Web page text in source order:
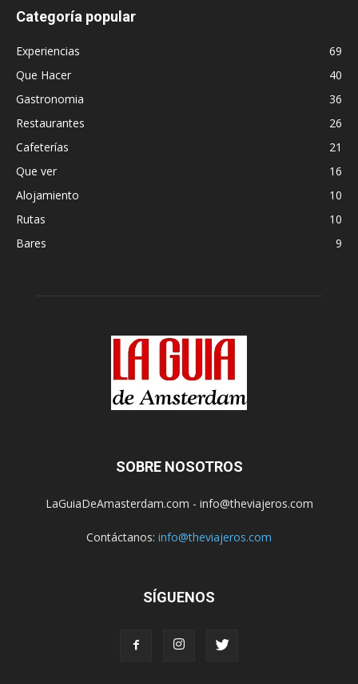
Categoría popular
Experiencias
69
Que Hacer
40
Gastronomia
36
Restaurantes
26
Cafeterías
21
Que ver
16
Alojamiento
10
Rutas
10
Bares
9
SOBRE NOSOTROS
LaGuiaDeAmasterdam.com - info@theviajeros.com
Contáctanos: info@theviajeros.com
SÍGUENOS